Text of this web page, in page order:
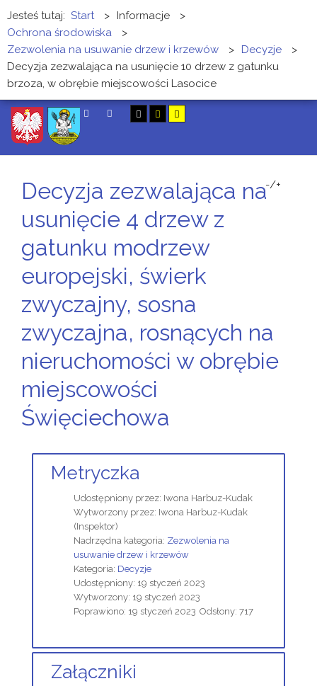
Jesteś tutaj: Start > Informacje
>
Ochrona środowiska
>
Zezwolenia na usuwanie drzew i krzewów
> Decyzje
>
Decyzja zezwalająca na usunięcie 10 drzew z gatunku
brzoza, w obrębie miejscowości Lasocice
Decyzja zezwalająca na
usunięcie 4 drzew z
gatunku modrzew
europejski, świerk
zwyczajny, sosna
zwyczajna, rosnących na
nieruchomości w obrębie
miejscowości
Święciechowa
-/+
Metryczka
Udostępniony przez: Iwona Harbuz-Kudak
Wytworzony przez: Iwona Harbuz-Kudak
(Inspektor)
Nadrzędna kategoria: Zezwolenia na
usuwanie drzew i krzewów
Kategoria: Decyzje
Udostępniony: 19 styczeń 2023
Wytworzony: 19 styczeń 2023
Poprawiono: 19 styczeń 2023 Odsłony: 717
Załączniki